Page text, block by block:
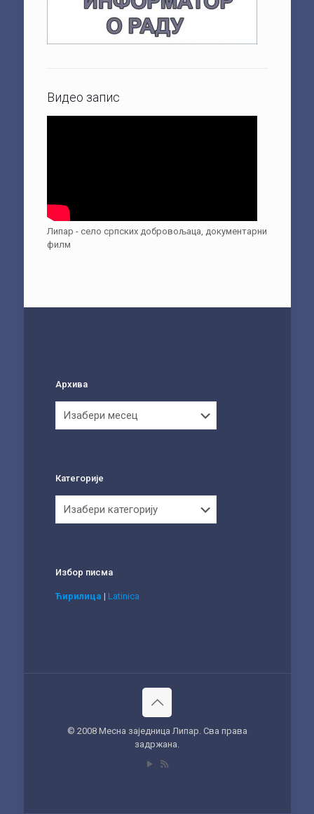
Видео запис
Липар - село српских добровољаца, документарни
филм
Архива
Категорије
Избор писма
Ћирилица | Latinica
© 2008 Месна заједница Липар. Сва права
задржана.